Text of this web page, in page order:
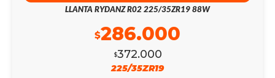
LLANTA RYDANZ R02 225/35ZR19 88W
$372.000
$286.000
225/35ZR19